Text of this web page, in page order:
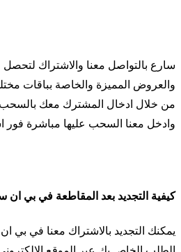
سارع بالتواصل معنا والاشتراك لتحصل
والعروض المميزة والخاصة بباقات
من خلال ادخال المشترك معك بالسحب
وادخل معنا السحب عليها مباشرة
كيفية التجديد بعد المقاطعة في بي ان
يمكنك التجديد بالاشتراك معنا في بي